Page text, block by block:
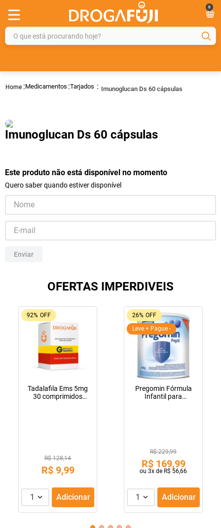
0
O que está procurando hoje?
Medicamentos Tarjados Imunoglucan Ds 60 cápsulas
Imunoglucan Ds 60 cápsulas
Este produto não está disponível no momento
Quero saber quando estiver disponível
Enviar
OFERTAS IMPERDIVEIS
92% OFF
Tadalafila Ems 5mg
30 comprimidos
R$ 128,14
R$ 9,99
1 Adicionar
26% OFF
Leve + Pague -
Pregomin Fórmula
Infantil para
R$ 229,99
R$ 169,99
ou 3x de R$ 56,66
1 Adicionar
4º
dipirona
8º
fraldas geriátricas
9º
sveda
tadalafila